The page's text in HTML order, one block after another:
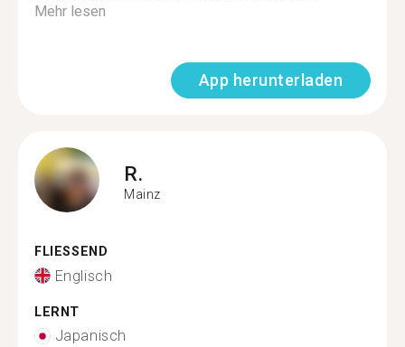
Mehr lesen
App herunterladen
R.
Mainz
FLIESSEND
Englisch
LERNT
Japanisch